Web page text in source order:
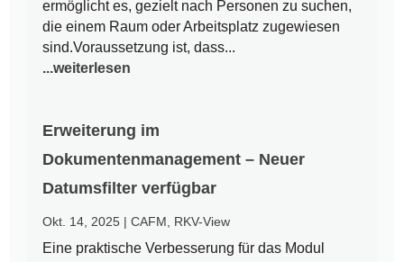
ermöglicht es, gezielt nach Personen zu suchen,
die einem Raum oder Arbeitsplatz zugewiesen
sind.Voraussetzung ist, dass...
...weiterlesen
Erweiterung im
Dokumentenmanagement – Neuer
Datumsfilter verfügbar
Okt. 14, 2025 |CAFM RKV-View
Eine praktische Verbesserung für das Modul